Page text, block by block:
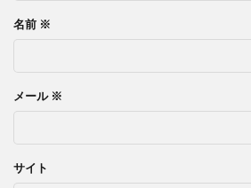
名前 ※
メール ※
サイト